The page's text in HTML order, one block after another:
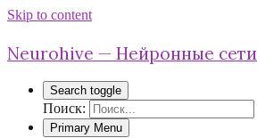
Skip to content
Neurohive — Нейронные сети
Search toggle
Поиск:
Primary Menu